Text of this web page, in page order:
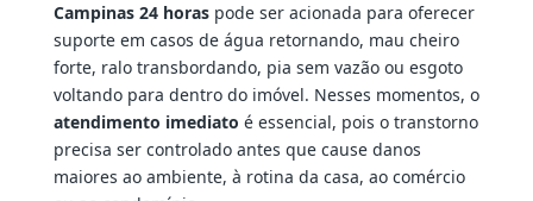
Campinas 24 horaspode ser acionada para oferecer
suporte em casos de água retornando, mau cheiro
forte, ralo transbordando, pia sem vazão ou esgoto
voltando para dentro do imóvel. Nesses momentos, o
atendimento imediato é essencial, pois o transtorno
precisa ser controlado antes que cause danos
maiores ao ambiente, à rotina da casa, ao comércio